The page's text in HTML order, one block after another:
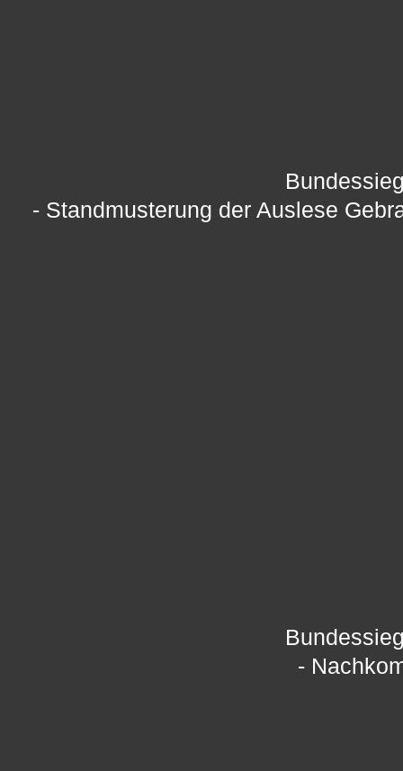
- Standmusterung der Auslese
-